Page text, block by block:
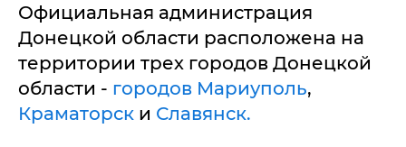
Официальная администрация
Донецкой области расположена на
территории трех городов Донецкой
области - городов Мариуполь,
Краматорск и Славянск.